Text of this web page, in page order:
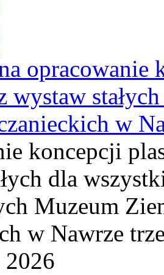
opracowanie
wystaw
w
koncepcji
dla
Muzeum
w Nawrze
2026